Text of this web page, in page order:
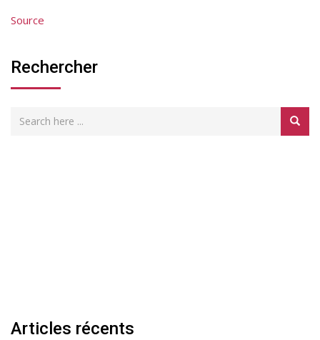
Source
Rechercher
Articles récents